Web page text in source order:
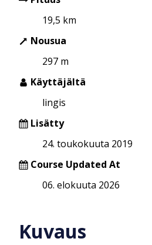
19,5 km
Nousua
297 m
Käyttäjältä
lingis
Lisätty
24. toukokuuta 2019
Course Updated At
06. elokuuta 2026
Kuvaus